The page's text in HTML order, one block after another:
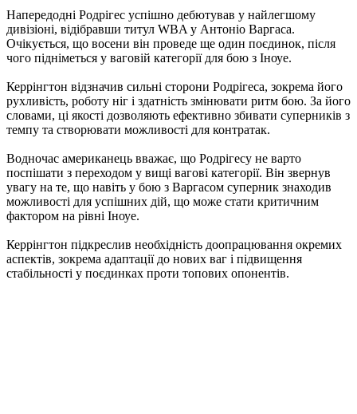
Напередодні Родрігес успішно дебютував у найлегшому
дивізіоні, відібравши титул WBA у Антоніо Варгаса.
Очікується, що восени він проведе ще один поєдинок, після
чого підніметься у ваговій категорії для бою з Іноуе.
Керрінгтон відзначив сильні сторони Родрігеса, зокрема його
рухливість, роботу ніг і здатність змінювати ритм бою. За його
словами, ці якості дозволяють ефективно збивати суперників з
темпу та створювати можливості для контратак.
Водночас американець вважає, що Родрігесу не варто
поспішати з переходом у вищі вагові категорії. Він звернув
увагу на те, що навіть у бою з Варгасом суперник знаходив
можливості для успішних дій, що може стати критичним
фактором на рівні Іноуе.
Керрінгтон підкреслив необхідність доопрацювання окремих
аспектів, зокрема адаптації до нових ваг і підвищення
стабільності у поєдинках проти топових опонентів.